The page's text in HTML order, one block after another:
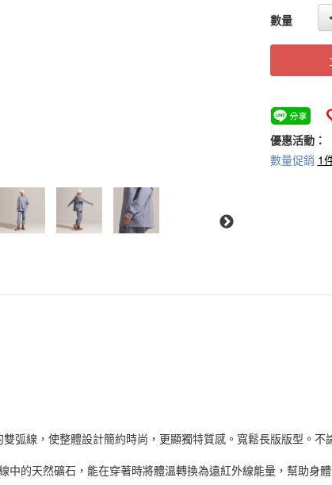
數量
優惠活動：
數量促銷 1
弧線，使整體設計簡約時尚，更顯獨特質感。寬鬆長版版型。
中的天然礦石，能在穿著時將體溫轉換為遠紅外線能量，幫助身